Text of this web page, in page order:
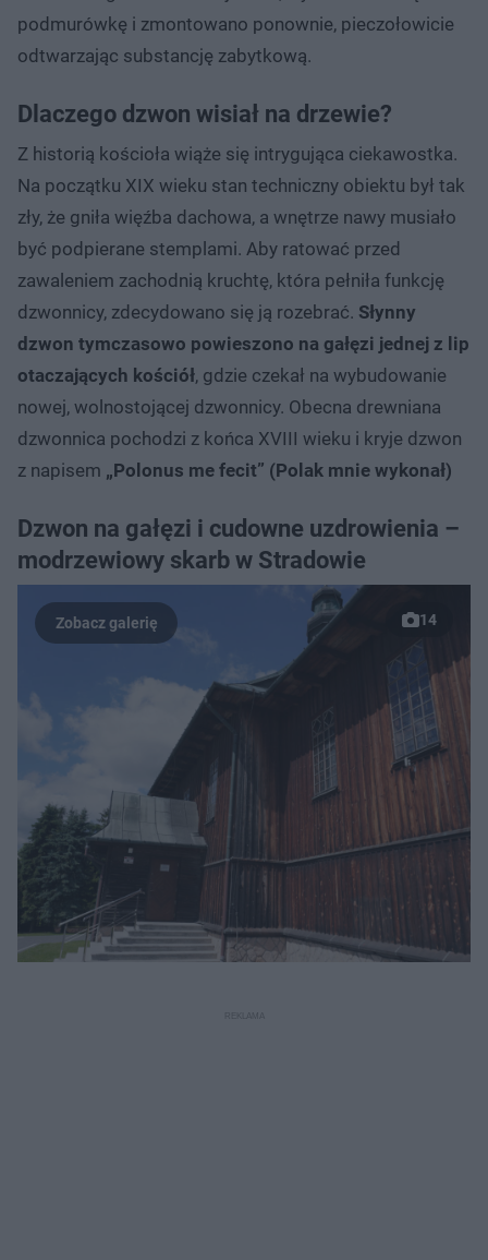
podmurówkę i zmontowano ponownie, pieczołowicie
odtwarzając substancję zabytkową.
Dlaczego dzwon wisiał na drzewie?
Z historią kościoła wiąże się intrygująca ciekawostka.
Na początku XIX wieku stan techniczny obiektu był tak
zły, że gniła więźba dachowa, a wnętrze nawy musiało
być podpierane stemplami. Aby ratować przed
zawaleniem zachodnią kruchtę, która pełniła funkcję
dzwonnicy, zdecydowano się ją rozebrać. Słynny
dzwon tymczasowo powieszono na gałęzi jednej z lip
otaczających kościół, gdzie czekał na wybudowanie
nowej, wolnostojącej dzwonnicy. Obecna drewniana
dzwonnica pochodzi z końca XVIII wieku i kryje dzwon
z napisem „Polonus me fecit” (Polak mnie wykonał)
Dzwon na gałęzi i cudowne uzdrowienia –
modrzewiowy skarb w Stradowie
14